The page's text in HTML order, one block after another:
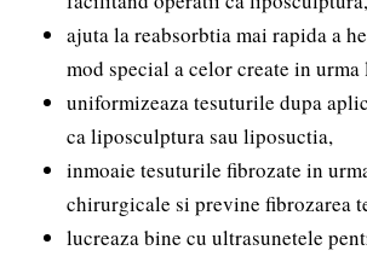
ajuta la reabsorbtia mai rapida a
mod special a celor create in
uniformizeaza tesuturile dupa
ca liposculptura sau liposuctia,
inmoaie tesuturile fibrozate in
chirurgicale si previne fibrozarea
lucreaza bine cu ultrasunetele